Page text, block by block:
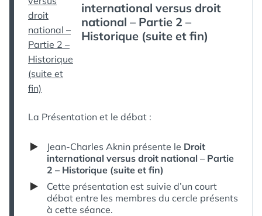
NATIONAL
–
PARTIE
3
international versus droit
national – Partie 2 –
Historique (suite et fin)
La Présentation et le débat :
Jean-Charles Aknin présente le Droit
international versus droit national – Partie
2 – Historique (suite et fin)
Cette présentation est suivie d’un court
débat entre les membres du cercle présents
à cette séance.